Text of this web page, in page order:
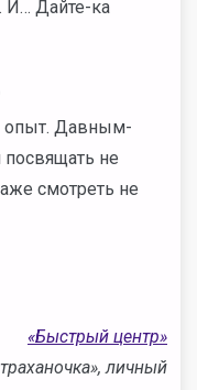
И… Дайте-ка
опыт. Давным-
посвящать не
смотреть не
«Быстрый центр»
личный